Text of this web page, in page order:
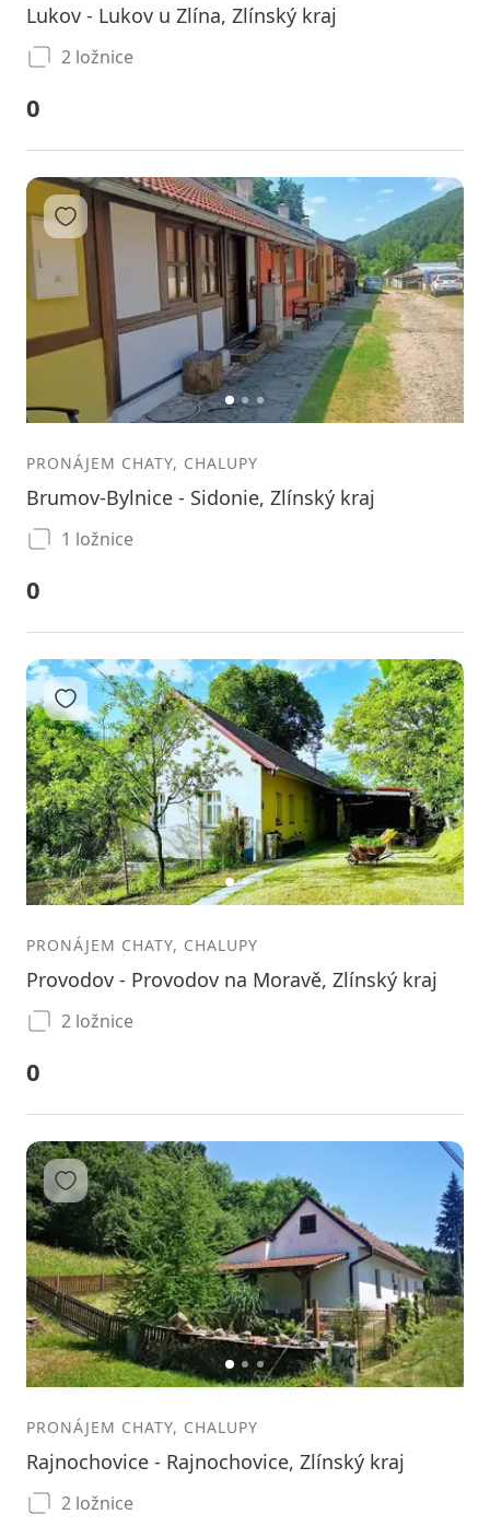
Lukov - Lukov u Zlína, Zlínský kraj
2 ložnice
0
12 3
Přidat do oblíbených
PRONÁJEM CHATY, CHALUPY
Brumov-Bylnice - Sidonie, Zlínský kraj
1 ložnice
0
12 3
Přidat do oblíbených
PRONÁJEM CHATY, CHALUPY
Provodov - Provodov na Moravě, Zlínský kraj
2 ložnice
0
12 3
Přidat do oblíbených
PRONÁJEM CHATY, CHALUPY
Rajnochovice - Rajnochovice, Zlínský kraj
2 ložnice